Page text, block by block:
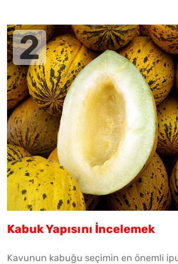
Kabuk Yapısını İncelemek
Kavunun kabuğu seçimin en önemli